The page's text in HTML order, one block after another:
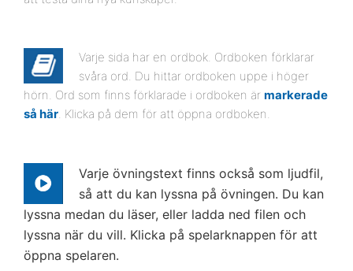
Varje sida har en ordbok. Ordboken förklarar
svåra ord. Du hittar ordboken uppe i höger
hörn. Ord som finns förklarade i ordboken är markerade
så här. Klicka på dem för att öppna ordboken.
Varje övningstext finns också som ljudfil,
så att du kan lyssna på övningen. Du kan
lyssna medan du läser, eller ladda ned filen och
lyssna när du vill. Klicka på spelarknappen för att
öppna spelaren.